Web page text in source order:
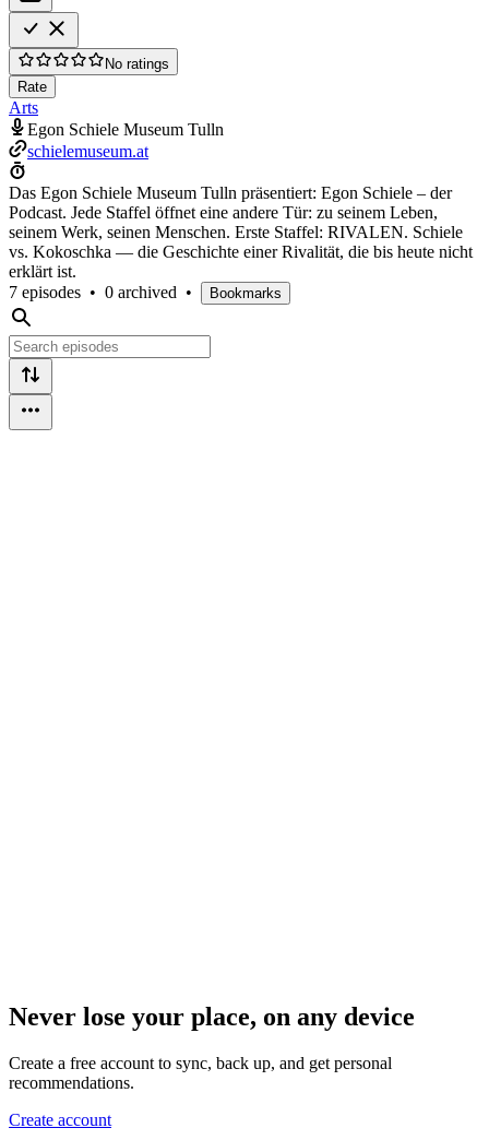
No ratings
Rate
Arts
Egon Schiele Museum Tulln
schielemuseum.at
Das Egon Schiele Museum Tulln präsentiert: Egon Schiele – der
Podcast. Jede Staffel öffnet eine andere Tür: zu seinem Leben,
seinem Werk, seinen Menschen. Erste Staffel: RIVALEN. Schiele
vs. Kokoschka — die Geschichte einer Rivalität, die bis heute nicht
erklärt ist.
7 episodes • 0 archived • Bookmarks
Never lose your place, on any device
Create a free account to sync, back up, and get personal
recommendations.
Create account